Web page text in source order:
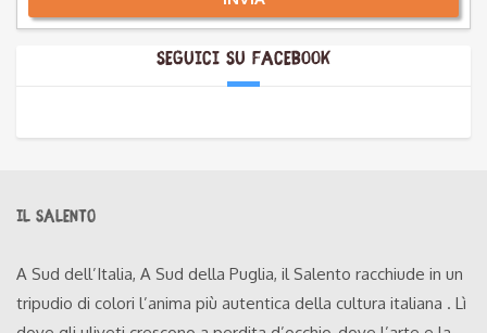
Alternative:
Seguici su Facebook
IL SALENTO
A Sud dell’Italia, A Sud della Puglia, il Salento racchiude in un
tripudio di colori l’anima più autentica della cultura italiana . Lì